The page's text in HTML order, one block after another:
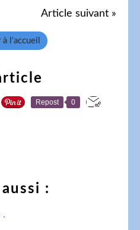
Article suivant »
à l'accueil
Repost 0
: